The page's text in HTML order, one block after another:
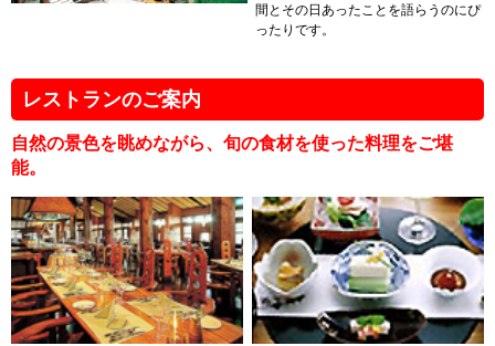
間とその日あったことを語らうのにぴ
ったりです。
レストランのご案内
自然の景色を眺めながら、旬の食材を使った料理をご堪
能。